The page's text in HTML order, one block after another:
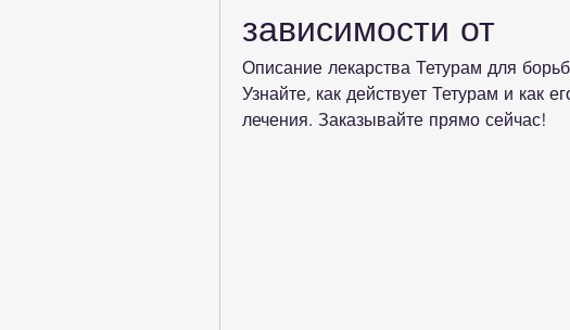
зависимости от
Описание лекарства Тетурам для
Узнайте, как действует Тетурам и как
лечения. Заказывайте прямо сейчас!